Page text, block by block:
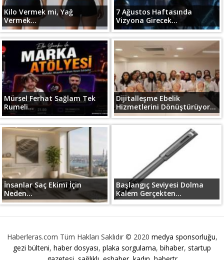
Kilo Vermek mi, Yağ
Vermek...
7 Ağustos Haftasında
Vizyona Girecek...
Mürsel Ferhat Sağlam Tek
Rumeli...
Dijitalleşme Ebelik
Hizmetlerini Dönüştürüyor...
İnsanlar Saç Ekimi İçin
Neden...
Başlangıç Seviyesi Dolma
Kalem Gerçekten...
Haberleras.com Tüm Hakları Saklıdır © 2020 medya sponsorluğu,
gezi bülteni, haber dosyası, plaka sorgulama, bihaber, startup